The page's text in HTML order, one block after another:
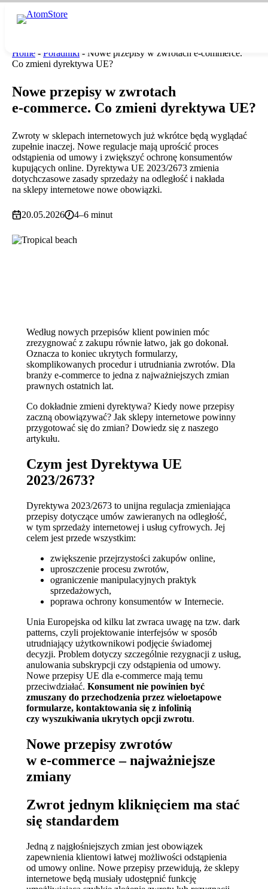
Przejdź
Home - Poradniki - Nowe przepisy w zwrotach e‑commerce.
Co zmieni dyrektywa UE?
Nowe przepisy w zwrotach
e‑commerce. Co zmieni dyrektywa UE?
Zwroty w sklepach internetowych już wkrótce będą wyglądać
zupełnie inaczej. Nowe regulacje mają uprościć proces
odstąpienia od umowy i zwiększyć ochronę konsumentów
kupujących online. Dyrektywa UE 2023/2673 zmienia
dotychczasowe zasady sprzedaży na odległość i nakłada
na sklepy internetowe nowe obowiązki.
20.05.2026 4–6 minut
Według nowych przepisów klient powinien móc
zrezygnować z zakupu równie łatwo, jak go dokonał.
Oznacza to koniec ukrytych formularzy,
skomplikowanych procedur i utrudniania zwrotów. Dla
branży e‑commerce to jedna z najważniejszych zmian
prawnych ostatnich lat.
Co dokładnie zmieni dyrektywa? Kiedy nowe przepisy
zaczną obowiązywać? Jak sklepy internetowe powinny
przygotować się do zmian? Dowiedz się z naszego
artykułu.
Czym jest Dyrektywa UE
2023/2673?
Dyrektywa 2023/2673 to unijna regulacja zmieniająca
przepisy dotyczące umów zawieranych na odległość,
w tym sprzedaży internetowej i usług cyfrowych. Jej
celem jest przede wszystkim:
zwiększenie przejrzystości zakupów online,
uproszczenie procesu zwrotów,
ograniczenie manipulacyjnych praktyk
sprzedażowych,
poprawa ochrony konsumentów w Internecie.
Unia Europejska od kilku lat zwraca uwagę na tzw. dark
patterns, czyli projektowanie interfejsów w sposób
utrudniający użytkownikowi podjęcie świadomej
decyzji. Problem dotyczy szczególnie rezygnacji z usług,
anulowania subskrypcji czy odstąpienia od umowy.
Nowe przepisy UE dla e‑commerce mają temu
przeciwdziałać. Konsument nie powinien być
zmuszany do przechodzenia przez wieloetapowe
formularze, kontaktowania się z infolinią
czy wyszukiwania ukrytych opcji zwrotu.
Nowe przepisy zwrotów
w e‑commerce – najważniejsze
zmiany
Zwrot jednym kliknięciem ma stać
się standardem
Jedną z najgłośniejszych zmian jest obowiązek
zapewnienia klientowi łatwej możliwości odstąpienia
od umowy online. Nowe przepisy przewidują, że sklepy
internetowe będą musiały udostępnić funkcję